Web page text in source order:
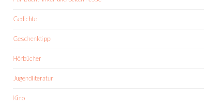
Gedichte
Geschenktipp
Hörbücher
Jugendliteratur
Kino